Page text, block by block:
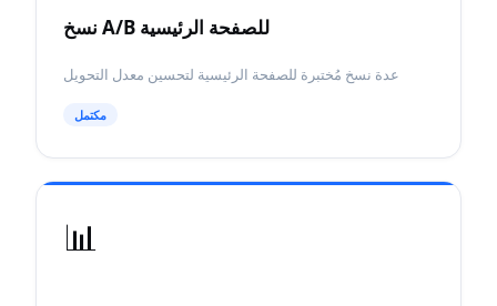
نسخ A/B للصفحة الرئيسية
عدة نسخ مُختبرة للصفحة الرئيسية لتحسين معدل التحويل
مكتمل
📊